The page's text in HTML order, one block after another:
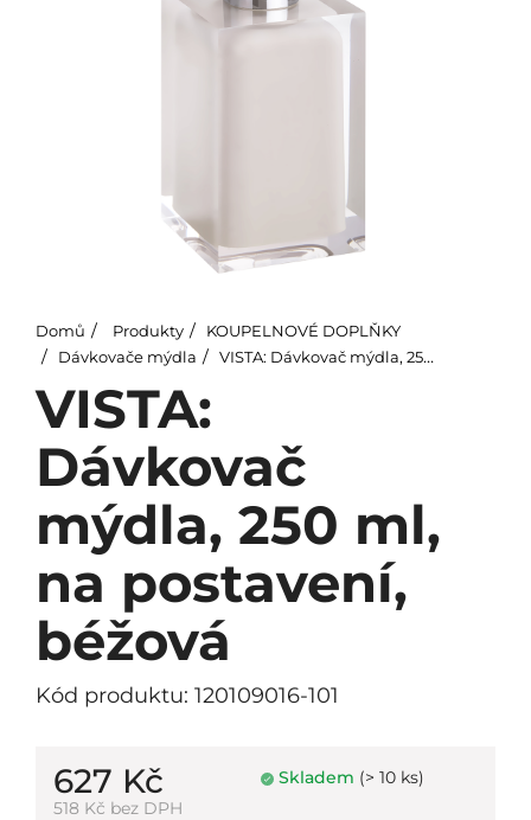
Domů Produkty
KOUPELNOVÉ DOPLŇKY
Dávkovače mýdla
VISTA: Dávkovač mýdla, 250 ml, na postavení, béžová
VISTA:
Dávkovač
mýdla, 250 ml,
na postavení,
béžová
Kód produktu: 120109016-101
627 Kč
518 Kč bez DPH
Skladem (> 10 ks)